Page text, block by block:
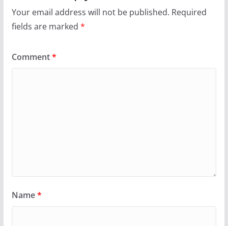
Your email address will not be published. Required
fields are marked *
Comment*
Name*